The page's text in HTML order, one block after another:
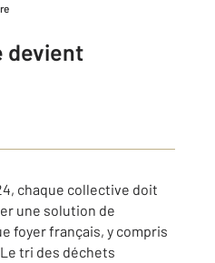
devient
chaque collective doit
une solution de
foyer français, y compris
tri des déchets